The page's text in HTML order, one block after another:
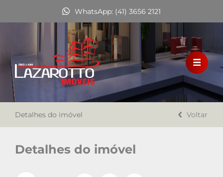
WhatsApp: (41) 3656 2121
HOME
VENDA
FINANCIAMENTO
Detalhes do imóvel Voltar
Detalhes do imóvel